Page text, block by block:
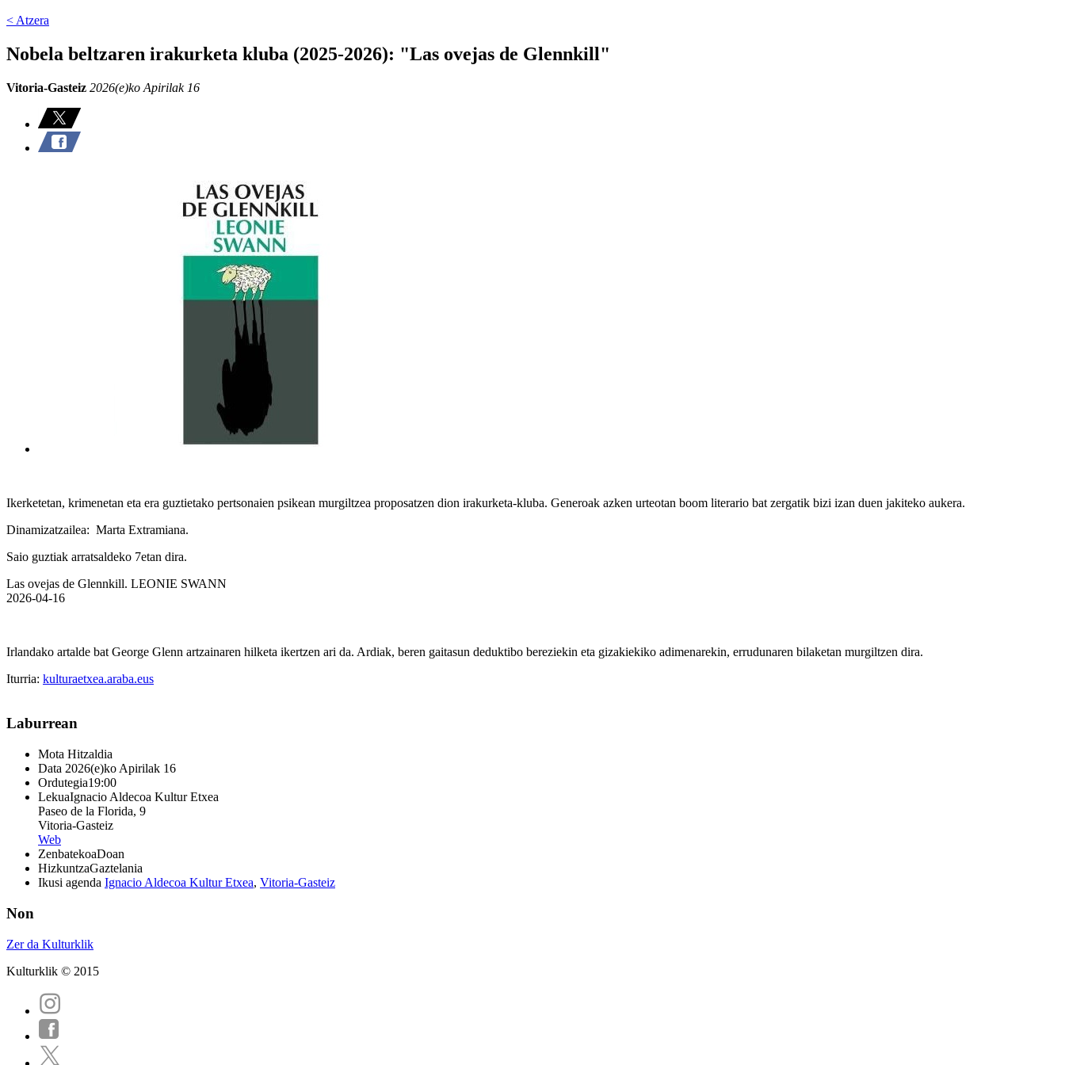
< Atzera
Nobela beltzaren irakurketa kluba (2025-2026): "Las ovejas de Glennkill"
Vitoria-Gasteiz 2026(e)ko Apirilak 16
Ikerketetan, krimenetan eta era guztietako pertsonaien psikean murgiltzea proposatzen dion irakurketa-kluba. Generoak azken urteotan boom literario bat zergatik bizi izan duen jakiteko aukera.
Dinamizatzailea: Marta Extramiana.
Saio guztiak arratsaldeko 7etan dira.
Las ovejas de Glennkill. LEONIE SWANN
2026-04-16
Irlandako artalde bat George Glenn artzainaren hilketa ikertzen ari da. Ardiak, beren gaitasun deduktibo bereziekin eta gizakiekiko adimenarekin, errudunaren bilaketan murgiltzen dira.
Iturria: kulturaetxea.araba.eus
Laburrean
Mota Hitzaldia
Data 2026(e)ko Apirilak 16
Ordutegia19:00
LekuaIgnacio Aldecoa Kultur Etxea
Paseo de la Florida, 9
Vitoria-Gasteiz
Web
ZenbatekoaDoan
HizkuntzaGaztelania
Ikusi agenda Ignacio Aldecoa Kultur Etxea, Vitoria-Gasteiz
Non
Zer da Kulturklik
Kulturklik © 2015